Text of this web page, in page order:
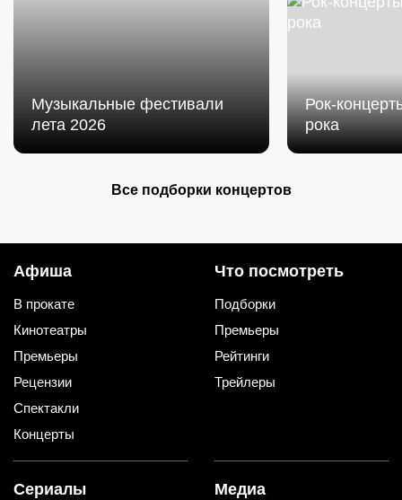
Музыкальные фестивали
лета 2026
Рок-
рока
Все подборки концертов
Афиша
В прокате
Кинотеатры
Премьеры
Рецензии
Спектакли
Концерты
Что посмотреть
Подборки
Премьеры
Рейтинги
Трейлеры
Сериалы Медиа